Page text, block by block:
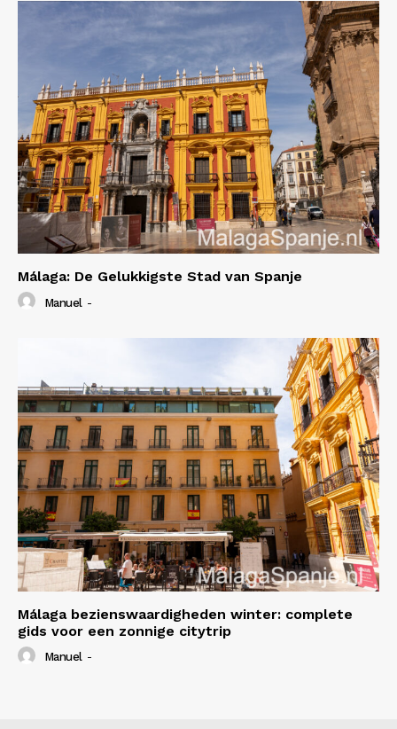
Málaga: De Gelukkigste Stad van Spanje
Manuel -
Málaga bezienswaardigheden winter: complete
gids voor een zonnige citytrip
Manuel -